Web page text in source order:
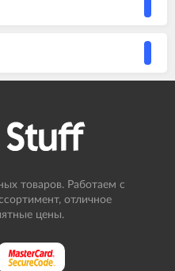
товаров. Работаем с
отличное
цены.